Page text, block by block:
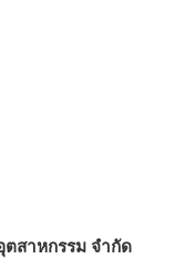
สาหกรรม จำกัด